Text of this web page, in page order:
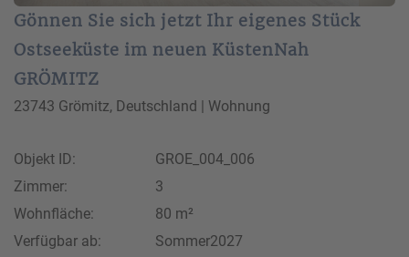
Gönnen Sie sich jetzt Ihr eigenes Stück
Ostseeküste im neuen KüstenNah
GRÖMITZ
23743 Grömitz, Deutschland | Wohnung
Objekt ID:
GROE_004_006
Zimmer:
3
Wohnfläche:
80 m²
Verfügbar ab:
Sommer2027